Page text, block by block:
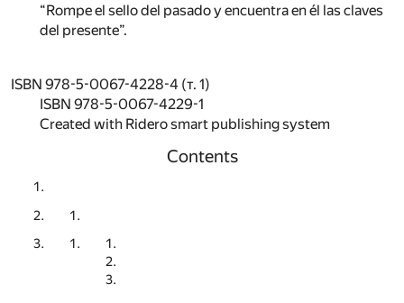
“Rompe el sello del pasado y encuentra en él las claves
del presente”.
ISBN 978-5-0067-4228-4 (т. 1)
ISBN 978-5-0067-4229-1
Created with Ridero smart publishing system
Contents